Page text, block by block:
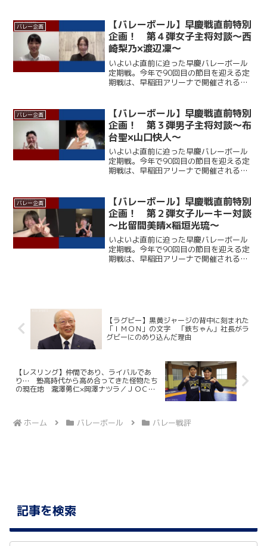
ており、打倒・ワセダに向けて勢いに乗
っている。一方の早大...
バレー企画
【バレーボール】早慶戦直前特別
企画！ 第４弾女子主将対談～西
崎梨乃×渡辺凜～
いよいよ直前に迫った早慶バレーボール
定期戦。今年で90回目の節目を迎える定
期戦は、早稲田アリーナで開催される。
ており、打倒・ワセダに向けて勢いに乗
っている。一方の早大...
バレー企画
【バレーボール】早慶戦直前特別
企画！ 第３弾男子主将対談～布
台聖×山口快人～
いよいよ直前に迫った早慶バレーボール
定期戦。今年で90回目の節目を迎える定
期戦は、早稲田アリーナで開催される。
ており、打倒・ワセダに向けて勢いに乗
っている。一方の早大...
バレー企画
【バレーボール】早慶戦直前特別
企画！ 第２弾女子ルーキー対談
～比留間美晴×稲垣光琉～
いよいよ直前に迫った早慶バレーボール
定期戦。今年で90回目の節目を迎える定
期戦は、早稲田アリーナで開催される。
【ラグビー】黒黄ジャージの背中に刻まれた
「ＩＭＯＮ」の文字 「鉄ちゃん」社長がラ
グビーにのめり込んだ理由
【レスリング】仲間であり、ライバルであ
り… 塾高時代から高め合ってきた怪物たち
の現在地 瀧澤勇仁×岡澤ナツラ／ＪＯＣジ
ホーム バレーボール バレー戦評
記事を検索